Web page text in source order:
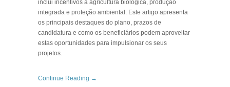
inclui incentivos à agricultura biológica, produção
integrada e proteção ambiental. Este artigo apresenta
os principais destaques do plano, prazos de
candidatura e como os beneficiários podem aproveitar
estas oportunidades para impulsionar os seus
projetos.
Continue Reading →